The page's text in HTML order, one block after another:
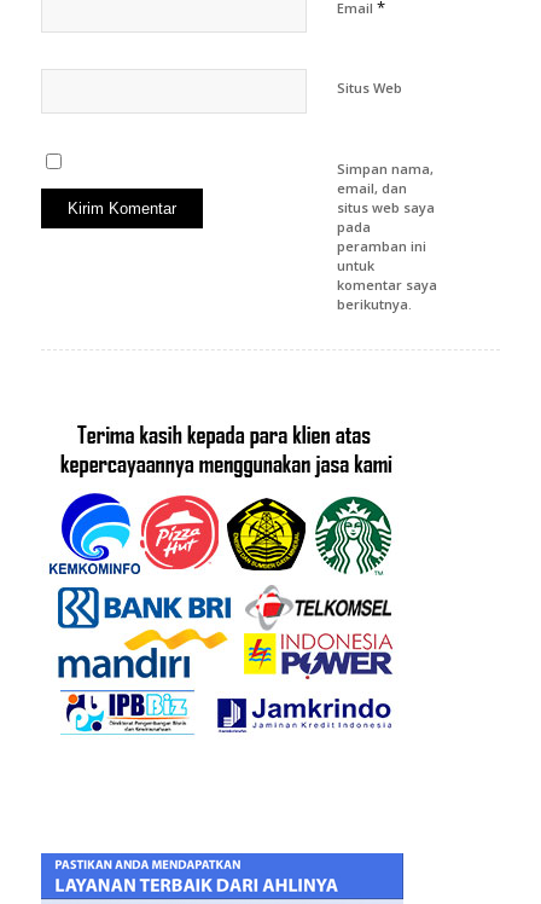
Email *
Situs Web
Simpan nama,
email, dan
situs web saya
pada
peramban ini
untuk
komentar saya
berikutnya.